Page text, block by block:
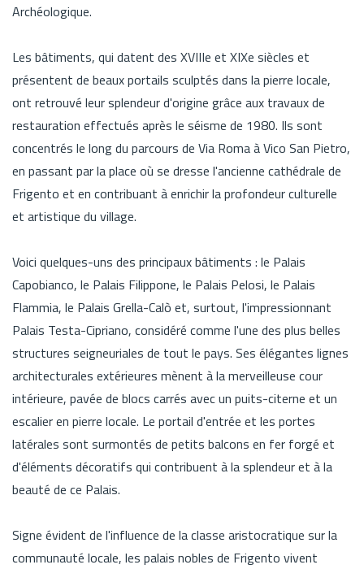
Archéologique.
Les bâtiments, qui datent des XVIIIe et XIXe siècles et
présentent de beaux portails sculptés dans la pierre locale,
ont retrouvé leur splendeur d'origine grâce aux travaux de
restauration effectués après le séisme de 1980. Ils sont
concentrés le long du parcours de Via Roma à Vico San Pietro,
en passant par la place où se dresse l'ancienne cathédrale de
Frigento et en contribuant à enrichir la profondeur culturelle
et artistique du village.
Voici quelques-uns des principaux bâtiments : le Palais
Capobianco, le Palais Filippone, le Palais Pelosi, le Palais
Flammia, le Palais Grella-Calò et, surtout, l'impressionnant
Palais Testa-Cipriano, considéré comme l'une des plus belles
structures seigneuriales de tout le pays. Ses élégantes lignes
architecturales extérieures mènent à la merveilleuse cour
intérieure, pavée de blocs carrés avec un puits-citerne et un
escalier en pierre locale. Le portail d'entrée et les portes
latérales sont surmontés de petits balcons en fer forgé et
d'éléments décoratifs qui contribuent à la splendeur et à la
beauté de ce Palais.
Signe évident de l'influence de la classe aristocratique sur la
communauté locale, les palais nobles de Frigento vivent